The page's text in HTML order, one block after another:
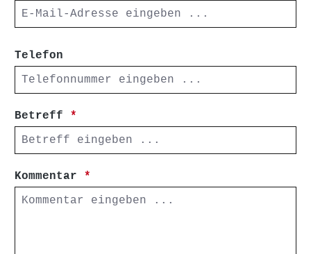
Telefon
Betreff *
Kommentar *